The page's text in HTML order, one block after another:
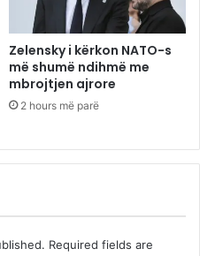
Zelensky i kërkon NATO-s
më shumë ndihmë me
mbrojtjen ajrore
2 hours më parë
Required fields are